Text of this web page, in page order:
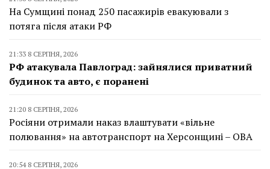
На Сумщині понад 250 пасажирів евакуювали з
потяга після атаки РФ
21:33 8 СЕРПНЯ, 2026
РФ атакувала Павлоград: зайнялися приватний
будинок та авто, є поранені
21:20 8 СЕРПНЯ, 2026
Росіяни отримали наказ влаштувати «вільне
полювання» на автотранспорт на Херсонщині – ОВА
20:54 8 СЕРПНЯ, 2026